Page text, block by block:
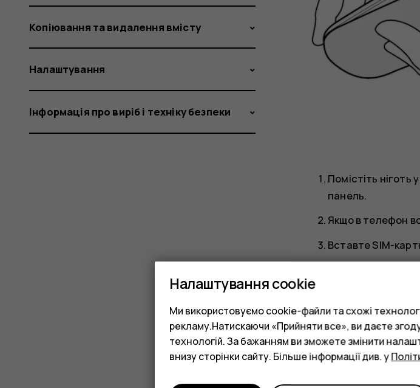
Помістіть ніготь
панель.
Якщо в телефон
Вставте SIM-
Підготовка
Копіювання та видалення вмісту
Налаштування
Інформація про виріб і техніку безпеки
Налаштування cookie
Ми використовуємо cookie-файли та схожі
рекламу.Натискаючи «Прийняти все», ви даєте
технологій. За бажанням ви зможете змінити
внизу сторінки сайту. Більше інформації див. у